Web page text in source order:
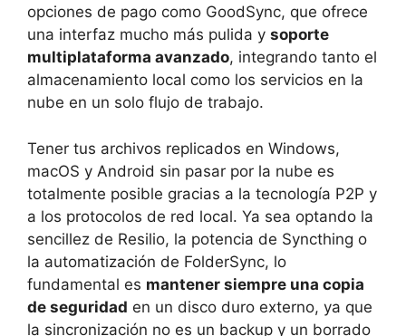
opciones de pago como GoodSync, que ofrece
una interfaz mucho más pulida y soporte
multiplataforma avanzado, integrando tanto el
almacenamiento local como los servicios en la
nube en un solo flujo de trabajo.
Tener tus archivos replicados en Windows,
macOS y Android sin pasar por la nube es
totalmente posible gracias a la tecnología P2P y
a los protocolos de red local. Ya sea optando la
sencillez de Resilio, la potencia de Syncthing o
la automatización de FolderSync, lo
fundamental es mantener siempre una copia
de seguridad en un disco duro externo, ya que
la sincronización no es un backup y un borrado